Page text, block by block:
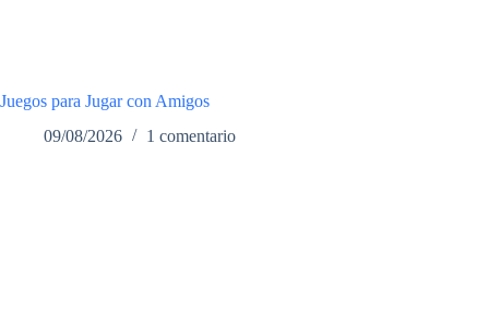
Juegos para Jugar con Amigos
09/08/2026
1 comentario